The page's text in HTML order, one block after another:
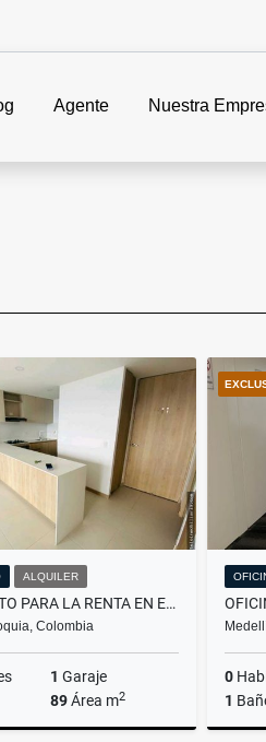
Agente Nuestra
ALQUILER
APARTAMENTO PARA LA RENTA EN ENVIGADO SECTOR LOMA DEL ESCOBERO
Colombia
1 Garaje
89Área m2
0
1